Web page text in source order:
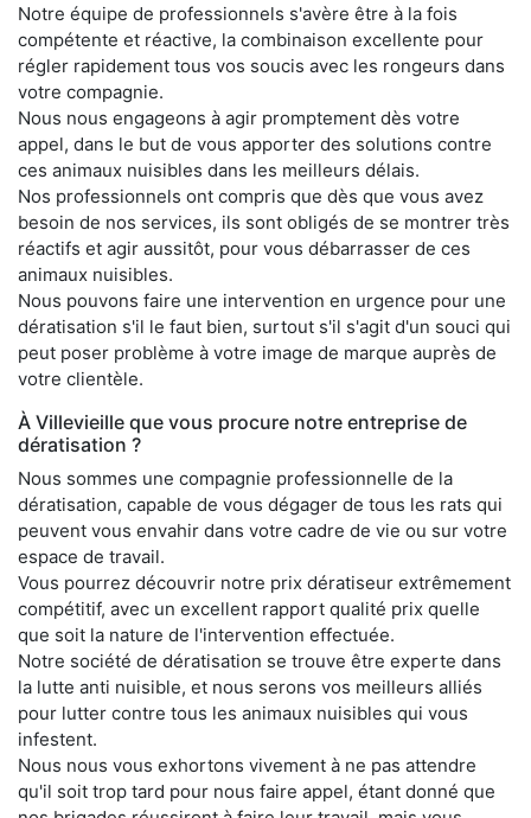
Notre équipe de professionnels s'avère être à la fois
compétente et réactive, la combinaison excellente pour
régler rapidement tous vos soucis avec les rongeurs dans
votre compagnie.
Nous nous engageons à agir promptement dès votre
appel, dans le but de vous apporter des solutions contre
ces animaux nuisibles dans les meilleurs délais.
Nos professionnels ont compris que dès que vous avez
besoin de nos services, ils sont obligés de se montrer très
réactifs et agir aussitôt, pour vous débarrasser de ces
animaux nuisibles.
Nous pouvons faire une intervention en urgence pour une
dératisation s'il le faut bien, surtout s'il s'agit d'un souci qui
peut poser problème à votre image de marque auprès de
votre clientèle.
À Villevieille que vous procure notre entreprise de
dératisation ?
Nous sommes une compagnie professionnelle de la
dératisation, capable de vous dégager de tous les rats qui
peuvent vous envahir dans votre cadre de vie ou sur votre
espace de travail.
Vous pourrez découvrir notre prix dératiseur extrêmement
compétitif, avec un excellent rapport qualité prix quelle
que soit la nature de l'intervention effectuée.
Notre société de dératisation se trouve être experte dans
la lutte anti nuisible, et nous serons vos meilleurs alliés
pour lutter contre tous les animaux nuisibles qui vous
infestent.
Nous nous vous exhortons vivement à ne pas attendre
qu'il soit trop tard pour nous faire appel, étant donné que